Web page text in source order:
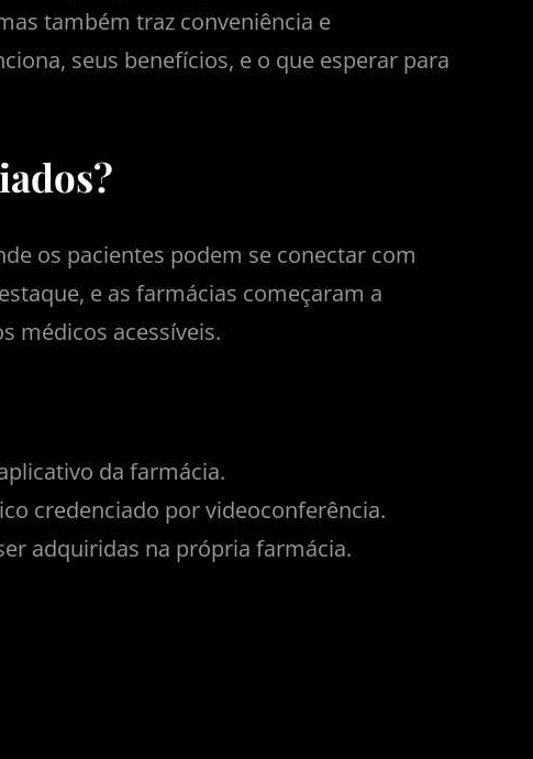
também traz conveniência e
seus benefícios, e o que esperar para
os pacientes podem se conectar com
e as farmácias começaram a
médicos acessíveis.
da farmácia.
credenciado por videoconferência.
adquiridas na própria farmácia.